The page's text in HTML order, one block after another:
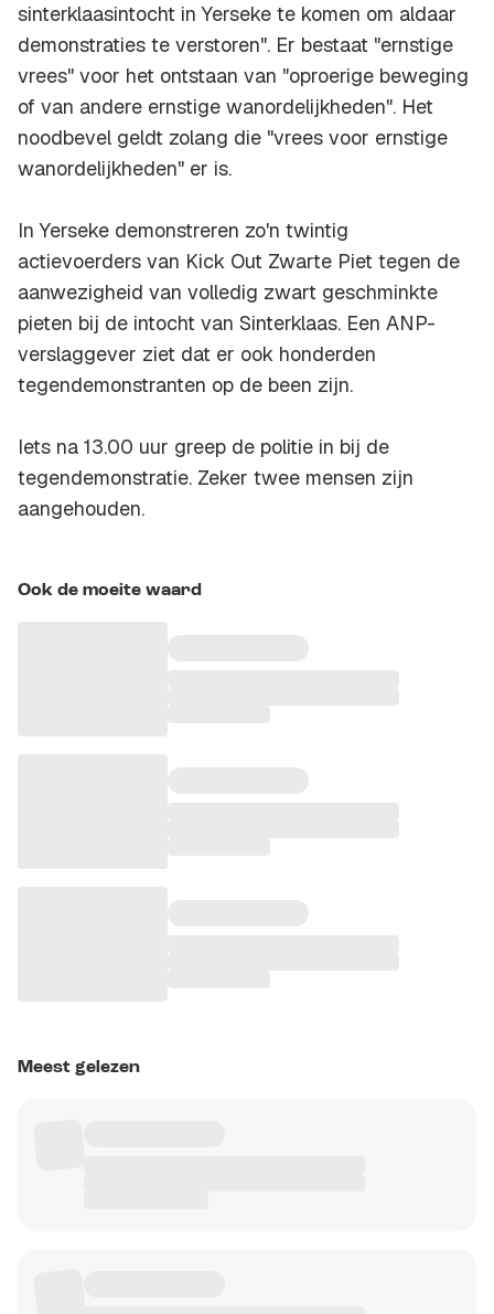
sinterklaasintocht in Yerseke te komen om aldaar
demonstraties te verstoren". Er bestaat "ernstige
vrees" voor het ontstaan van "oproerige beweging
of van andere ernstige wanordelijkheden". Het
noodbevel geldt zolang die "vrees voor ernstige
wanordelijkheden" er is.
In Yerseke demonstreren zo'n twintig
actievoerders van Kick Out Zwarte Piet tegen de
aanwezigheid van volledig zwart geschminkte
pieten bij de intocht van Sinterklaas. Een ANP-
verslaggever ziet dat er ook honderden
tegendemonstranten op de been zijn.
Iets na 13.00 uur greep de politie in bij de
tegendemonstratie. Zeker twee mensen zijn
aangehouden.
Ook de moeite waard
Meest gelezen